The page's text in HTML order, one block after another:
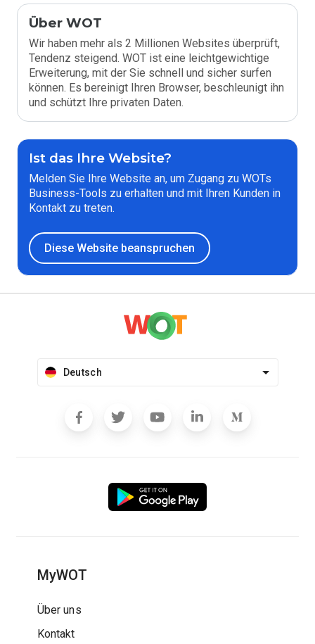
Über WOT
Wir haben mehr als 2 Millionen Websites überprüft,
Tendenz steigend. WOT ist eine leichtgewichtige
Erweiterung, mit der Sie schnell und sicher surfen
können. Es bereinigt Ihren Browser, beschleunigt ihn
und schützt Ihre privaten Daten.
Ist das Ihre Website?
Melden Sie Ihre Website an, um Zugang zu WOTs
Business-Tools zu erhalten und mit Ihren Kunden in
Kontakt zu treten.
Diese Website beanspruchen
Deutsch
MyWOT
Über uns
Kontakt